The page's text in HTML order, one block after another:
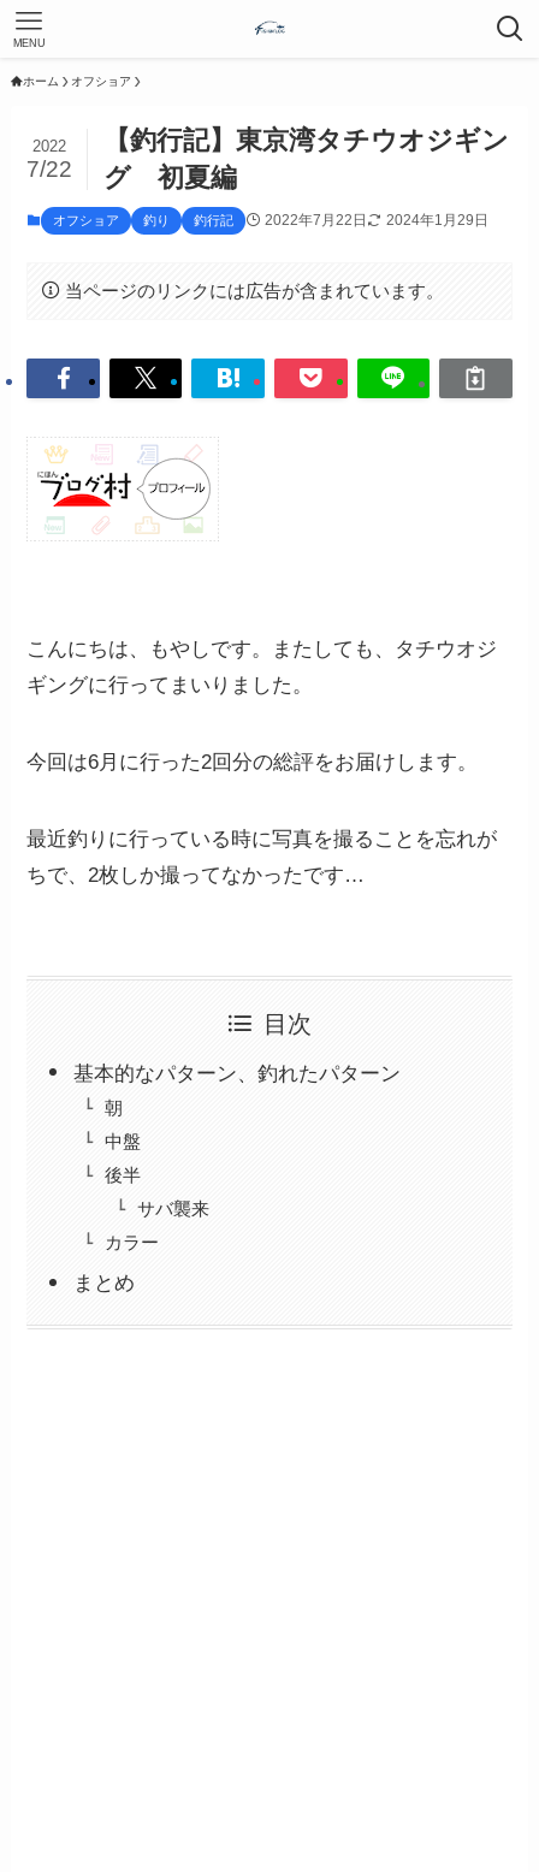
MENU
ホーム オフショア
【釣行記】東京湾タチウオジギン
グ 初夏編
2022
7/22
オフショア 釣り 釣行記 2022年7月22日 2024年1月29日
当ページのリンクには広告が含まれています。
こんにちは、もやしです。またしても、タチウオジ
ギングに行ってまいりました。
今回は6月に行った2回分の総評をお届けします。
最近釣りに行っている時に写真を撮ることを忘れが
ちで、2枚しか撮ってなかったです…
目次
基本的なパターン、釣れたパターン
朝
中盤
後半
サバ襲来
カラー
まとめ